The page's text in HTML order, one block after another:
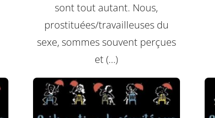
sont tout autant. Nous,
prostituées/travailleuses du
sexe, sommes souvent perçues
et (…)